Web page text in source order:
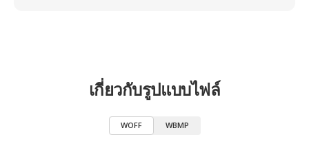
เกี่ยวกับรูปแบบไฟล์
WOFF WBMP